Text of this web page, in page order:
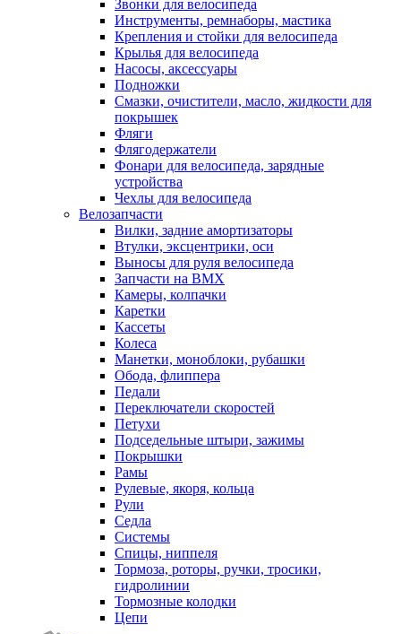
Звонки для велосипеда
Инструменты, ремнаборы, мастика
Крепления и стойки для велосипеда
Крылья для велосипеда
Насосы, аксессуары
Подножки
Смазки, очистители, масло, жидкости для
покрышек
Фляги
Флягодержатели
Фонари для велосипеда, зарядные
устройства
Чехлы для велосипеда
Велозапчасти
Вилки, задние амортизаторы
Втулки, эксцентрики, оси
Выносы для руля велосипеда
Запчасти на BMX
Камеры, колпачки
Каретки
Кассеты
Колеса
Манетки, моноблоки, рубашки
Обода, флиппера
Педали
Переключатели скоростей
Петухи
Подседельные штыри, зажимы
Покрышки
Рамы
Рулевые, якоря, кольца
Рули
Седла
Системы
Спицы, ниппеля
Тормоза, роторы, ручки, тросики,
гидролинии
Тормозные колодки
Цепи